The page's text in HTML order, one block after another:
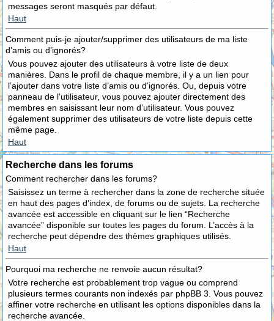
messages seront masqués par défaut.
Haut
Comment puis-je ajouter/supprimer des utilisateurs de ma liste
d’amis ou d’ignorés?
Vous pouvez ajouter des utilisateurs à votre liste de deux
manières. Dans le profil de chaque membre, il y a un lien pour
l’ajouter dans votre liste d’amis ou d’ignorés. Ou, depuis votre
panneau de l’utilisateur, vous pouvez ajouter directement des
membres en saisissant leur nom d’utilisateur. Vous pouvez
également supprimer des utilisateurs de votre liste depuis cette
même page.
Haut
Recherche dans les forums
Comment rechercher dans les forums?
Saisissez un terme à rechercher dans la zone de recherche située
en haut des pages d’index, de forums ou de sujets. La recherche
avancée est accessible en cliquant sur le lien “Recherche
avancée” disponible sur toutes les pages du forum. L’accès à la
recherche peut dépendre des thèmes graphiques utilisés.
Haut
Pourquoi ma recherche ne renvoie aucun résultat?
Votre recherche est probablement trop vague ou comprend
plusieurs termes courants non indexés par phpBB 3. Vous pouvez
affiner votre recherche en utilisant les options disponibles dans la
recherche avancée.